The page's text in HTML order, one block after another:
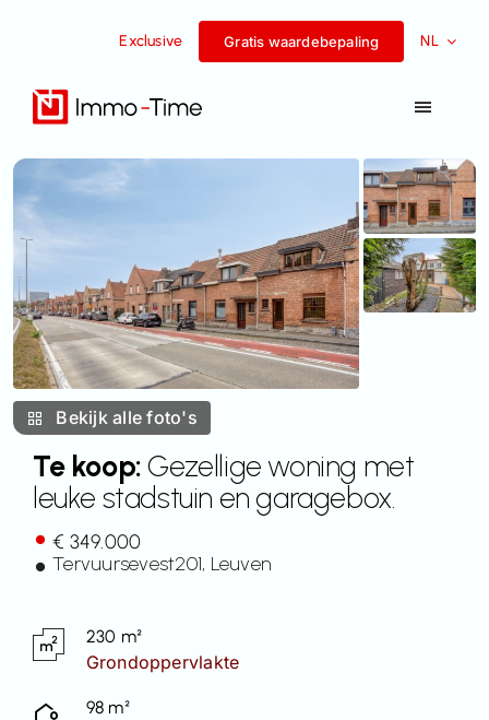
Exclusive Gratis waardebepaling NL
Te koop
Te huur
Succesverhalen
Team
Bekijk alle foto's
Te koop:Gezellige woning met
leuke stadstuin en garagebox.
€ 349.000
Tervuursevest201, Leuven
230 m²
Grondoppervlakte
98 m²